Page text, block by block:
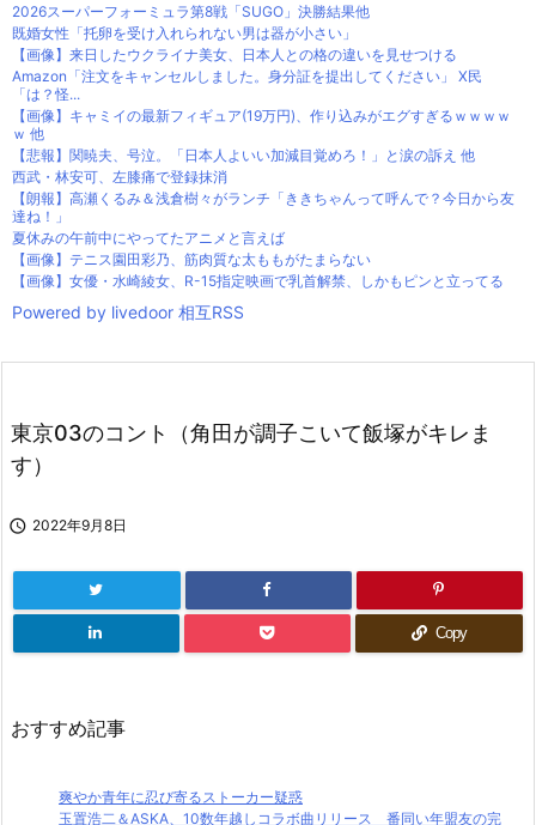
2026スーパーフォーミュラ第8戦「SUGO」決勝結果他
既婚女性「托卵を受け入れられない男は器が小さい」
【画像】来日したウクライナ美女、日本人との格の違いを見せつける
Amazon「注文をキャンセルしました。身分証を提出してください」 X民
「は？怪...
【画像】キャミイの最新フィギュア(19万円)、作り込みがエグすぎるｗｗｗｗ
ｗ 他
【悲報】関暁夫、号泣。「日本人よいい加減目覚めろ！」と涙の訴え 他
西武・林安可、左膝痛で登録抹消
【朗報】高瀬くるみ＆浅倉樹々がランチ「ききちゃんって呼んで？今日から友
達ね！」
夏休みの午前中にやってたアニメと言えば
【画像】テニス園田彩乃、筋肉質な太ももがたまらない
【画像】女優・水崎綾女、R-15指定映画で乳首解禁、しかもピンと立ってる
Powered by livedoor 相互RSS
東京03のコント（角田が調子こいて飯塚がキレま
す）
 2022年9月8日
Copy
おすすめ記事
爽やか青年に忍び寄るストーカー疑惑
玉置浩二＆ASKA、10数年越しコラボ曲リリース 番同い年盟友の完